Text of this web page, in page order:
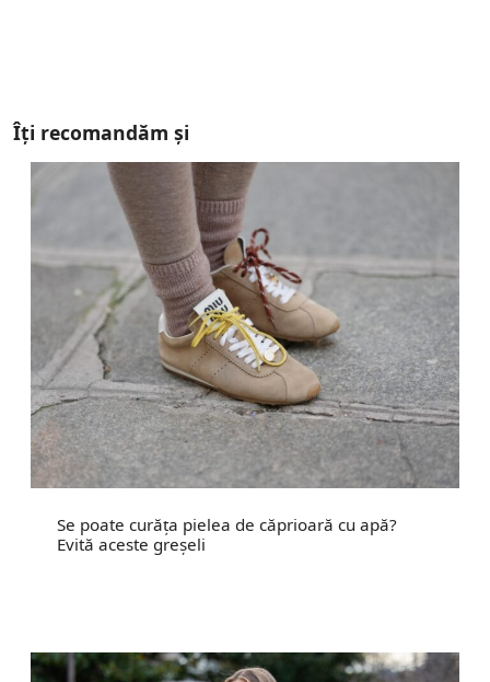
Îți recomandăm și
Se poate curăța pielea de căprioară cu apă?
Evită aceste greșeli